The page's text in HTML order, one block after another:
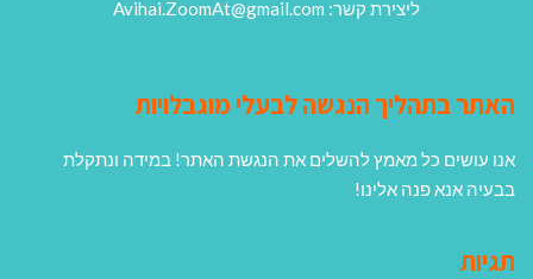
ליצירת קשר: Avihai.ZoomAt@gmail.com
האתר בתהליך הנגשה לבעלי מוגבלויות
אנו עושים כל מאמץ להשלים את הנגשת האתר! במידה ונתקלת
בבעיה אנא פנה אלינו!
תגיות